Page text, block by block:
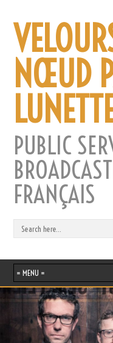
NŒUD
PUBLIC
FRANÇAIS